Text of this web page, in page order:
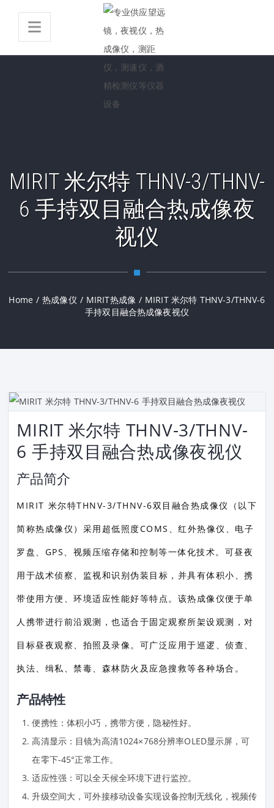
MIRIT 米尔特 THNV-3/THNV-
6 手持双目融合热成像夜
视仪
Home / 热成像仪 / MIRIT热成像 / MIRIT 米尔特 THNV-3/THNV-6
手持双目融合热成像夜视仪
MIRIT 米尔特 THNV-3/THNV-
6 手持双目融合热成像夜视仪
产品简介
MIRIT 米尔特THNV-3/THNV-6双目融合热成像仪（以下
简称热成像仪）采用超低照度COMS、红外热像仪、电子
罗盘、GPS、视频压缩存储和控制等一体化技术。可昼夜
用于战术侦察、监视和识别伪装目标，并具有体积小、携
带使用方便、环境适应性能好等特点。该热成像仪便于单
人携带进行前沿观测，也适合于固定观察所架设观测，对
目标昼夜观察、拍照及录像。可广泛应用于巡逻、侦查、
执法、缉私、禁毒、森林防火及应急搜救等各种场合。
产品特性
便携性：体积小巧，携带方便，隐秘性好。
高清显示：目镜为高清1024×768分辨率OLED显示屏，可
在零下-45°正常工作。
适应性强：可以全天候全环境下进行监控。
升级空间大，可外接移动设备实现设备控制无线化，视频传